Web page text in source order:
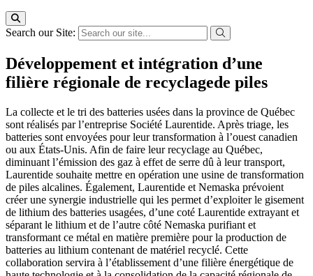
Search our Site:
Développement et intégration d’une
filière régionale de recyclagede piles
La collecte et le tri des batteries usées dans la province de Québec
sont réalisés par l’entreprise Société Laurentide. Après triage, les
batteries sont envoyées pour leur transformation à l’ouest canadien
ou aux États-Unis. Afin de faire leur recyclage au Québec,
diminuant l’émission des gaz à effet de serre dû à leur transport,
Laurentide souhaite mettre en opération une usine de transformation
de piles alcalines. Également, Laurentide et Nemaska prévoient
créer une synergie industrielle qui les permet d’exploiter le gisement
de lithium des batteries usagées, d’une coté Laurentide extrayant et
séparant le lithium et de l’autre côté Nemaska purifiant et
transformant ce métal en matière première pour la production de
batteries au lithium contenant de matériel recyclé. Cette
collaboration servira à l’établissement d’une filière énergétique de